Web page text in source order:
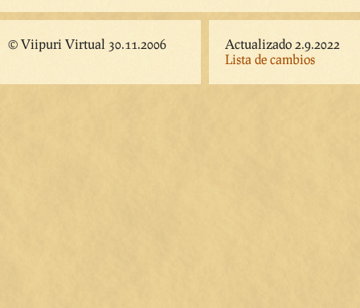
© Viipuri Virtual 30.11.2006
Actualizado 2.9.2022
Lista de cambios